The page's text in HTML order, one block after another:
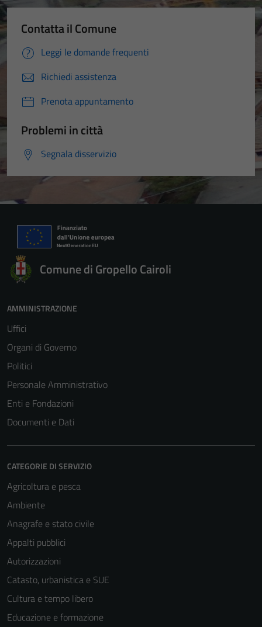
Contatta il Comune
Leggi le domande frequenti
Richiedi assistenza
Prenota appuntamento
Problemi in città
Segnala disservizio
Comune di Gropello Cairoli
AMMINISTRAZIONE
Uffici
Organi di Governo
Politici
Personale Amministrativo
Enti e Fondazioni
Documenti e Dati
CATEGORIE DI SERVIZIO
Agricoltura e pesca
Ambiente
Anagrafe e stato civile
Appalti pubblici
Autorizzazioni
Catasto, urbanistica e SUE
Cultura e tempo libero
Educazione e formazione